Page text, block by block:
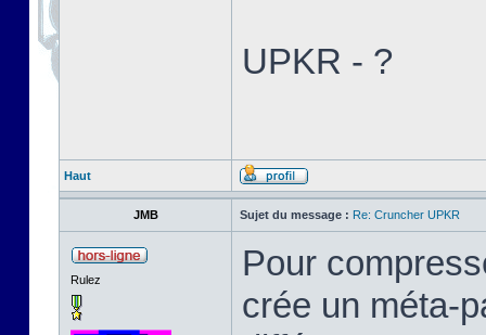
UPKR - ?
Haut
JMB Sujet du message : Re: Cruncher UPKR
Rulez
Pour
crée un méta-